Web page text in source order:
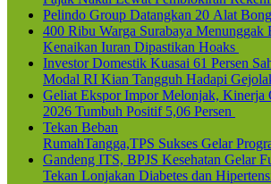
Pelindo Group Datangkan 20 Alat
400 Ribu Warga Surabaya Menunggak
Kenaikan Iuran Dipastikan Hoaks
Investor Domestik Kuasai 61 Persen
Modal RI Kian Tangguh Hadapi
Geliat Ekspor Impor Melonjak, Kinerja
2026 Tumbuh Positif 5,06 Persen
Tekan Beban
RumahTangga,TPS Sukses Gelar
Gandeng ITS, BPJS Kesehatan Gelar
Tekan Lonjakan Diabetes dan